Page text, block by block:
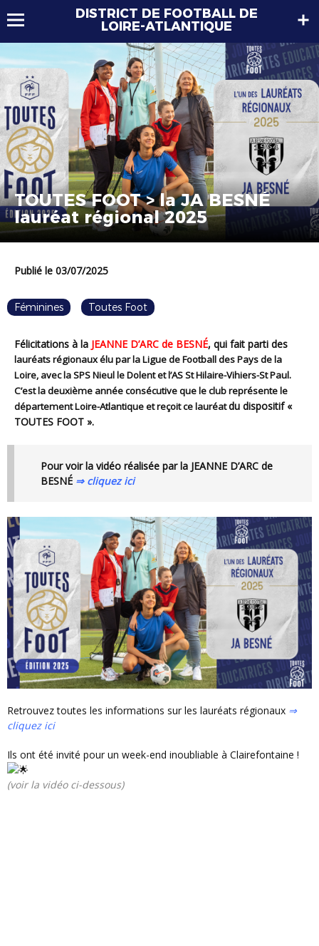
DISTRICT DE FOOTBALL DE
LOIRE-ATLANTIQUE
TOUTES FOOT > la JA BESNÉ
lauréat régional 2025
Publié le 03/07/2025
Féminines Toutes Foot
Félicitations à la JEANNE D’ARC de BESNÉ, qui fait parti des
lauréats régionauxélu par la Ligue de Football des Pays de la
Loire, avec la SPS Nieul le Dolent et l’AS St Hilaire-Vihiers-St Paul.
C’est la deuxième année consécutive que le club représente le
département Loire-Atlantique et reçoit ce lauréatdu dispositif «
TOUTES FOOT ».
Pour voir la vidéo réalisée par la JEANNE D’ARC de
BESNÉ ⇒ cliquez ici
Retrouvez toutes les informations sur les lauréats régionaux ⇒
cliquez ici
Ils ont été invité pour un week-end inoubliable à Clairefontaine !
(voir la vidéo ci-dessous)